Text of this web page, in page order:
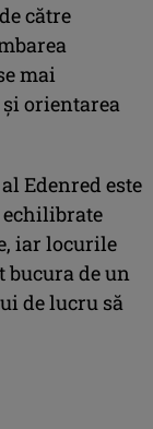
către
mai
și orientarea
Edenred este
echilibrate
iar locurile
bucura de un
de lucru să